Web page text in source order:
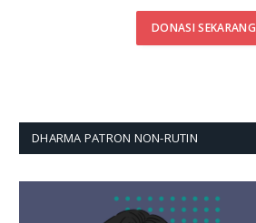
DONASI SEKARANG
DHARMA PATRON NON-RUTIN